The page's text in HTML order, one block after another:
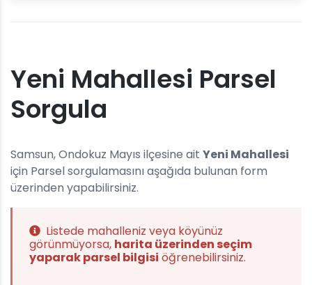
Yeni Mahallesi Parsel
Sorgula
Samsun, Ondokuz Mayıs ilçesine ait Yeni Mahallesi
için Parsel sorgulamasını aşağıda bulunan form
üzerinden yapabilirsiniz.
Listede mahalleniz veya köyünüz
görünmüyorsa, harita üzerinden seçim
yaparak parsel bilgisi öğrenebilirsiniz.